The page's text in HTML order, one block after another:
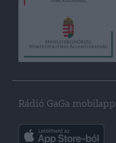
Rádió GaGa mobilapp